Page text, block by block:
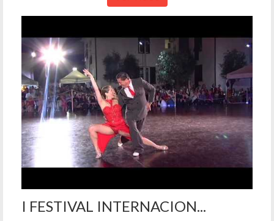
I FESTIVAL INTERNACION...